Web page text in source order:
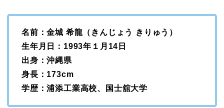
名前：金城 希龍（きんじょう きりゅう）
生年月日：1993年１月14日
出身：沖縄県
身長：173cm
学歴：浦添工業高校、国士舘大学